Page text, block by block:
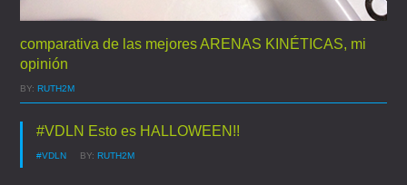
comparativa de las mejores ARENAS KINÉTICAS, mi
opinión
BY:RUTH2M
#VDLN Esto es HALLOWEEN!!
#VDLN BY:RUTH2M